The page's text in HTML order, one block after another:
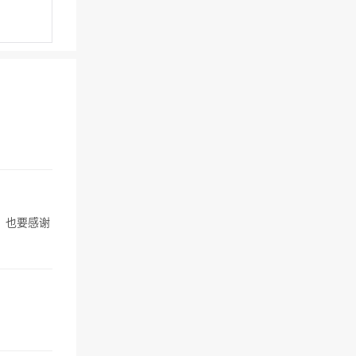
也要感谢